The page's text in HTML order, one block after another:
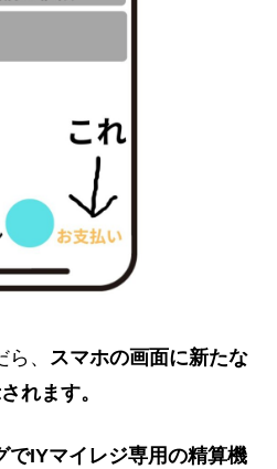
、 スマホの画面に新たな
れます。
でIYマイレジ専用の精算機